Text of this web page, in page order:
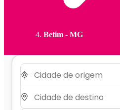
Betim - MG